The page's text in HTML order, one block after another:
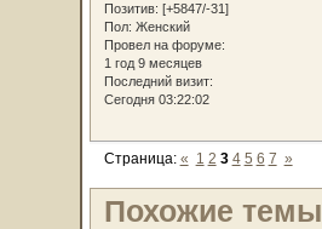
Позитив: [+5847/-31]
Пол: Женский
Провел на форуме:
1 год 9 месяцев
Последний визит:
Сегодня 03:22:02
Страница: « 1 2 3 4 5 6 7 »
Похожие темы